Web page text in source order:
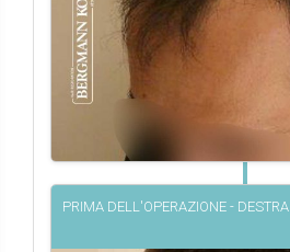
PRIMA DELL'OPERAZIONE - DESTRA